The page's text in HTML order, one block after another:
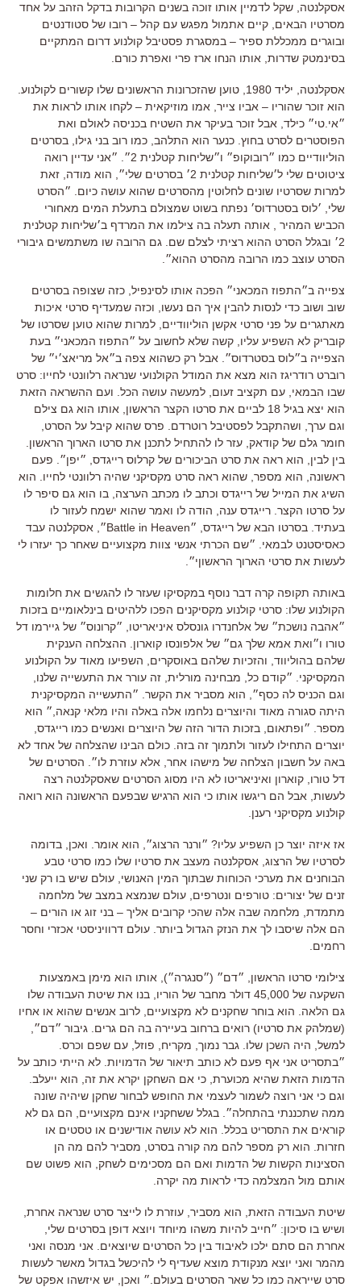
אסקלנטה, שקל לדמיין אותו זוכה בשנים הקרובות בדקל הזהב על אחד
מסרטיו הבאים, קיים אתמול מפגש עם קהל – רובו של סטודנטים
ובוגרים ממכללת ספיר – במסגרת פסטיבל קולנוע דרום המתקיים
בסינמטק שדרות, אותו הנחו ארז פרי ואפרת כורם.
אסקלנטה, יליד 1980, טוען שהזכרונות הראשונים שלו קשורים לקולנוע.
הוא זוכר שהוריו – אביו צייר, אמו מוזיקאית – לקחו אותו לראות את
״אי.טי״ כילד, אבל זוכר בעיקר את השטיח בכניסה לאולם ואת
הפוסטרים לסרט בחוץ. כנער הוא התלהב, כמו רוב בני גילו, בסרטים
הוליוודיים כמו ״רובוקופ״ ו״שליחות קטלנית 2״. ״אני עדיין רואה
ציטוטים שלי ל׳שליחות קטלנית 2׳ בסרטים שלי״, הוא מודה, זאת
למרות שסרטיו שונים לחלוטין מהסרטים שהוא עושה כיום. ״הסרט
שלי, ׳לוס בסטרדוס׳ נפתח בשוט שמצולם בתעלת המים מאחורי
הכביש המהיר , אותה תעלה בה צילמו את המרדף ב׳שליחות קטלנית
2׳ ובגלל הסרט ההוא רציתי לצלם שם. גם הרובה שו משתמשים גיבורי
הסרט עוצב כמו הרובה מהסרט ההוא״.
צפייה ב״התפוז המכאני״ הפכה אותו לסינפיל, כזה שצופה בסרטים
שוב ושוב כדי לנסות להבין איך הם נעשו, וכזה שמעדיף סרטי איכות
מאתגרים על פני סרטי אקשן הוליוודיים, למרות שהוא טוען שסרטו של
קובריק לא השפיע עליו, קשה שלא לחשוב על ״התפוז המכאני״ בעת
הצפייה ב״לוס בסטרדוס״. אבל רק כשהוא צפה ב״אל מריאצ׳י״ של
רוברט רודריגז הוא מצא את המודל הקולנועי שנראה רלוונטי לחייו: סרט
שבו הבמאי, עם תקציב זעום, למעשה עושה הכל. ועם ההשראה הזאת
הוא יצא בגיל 18 לביים את סרטו הקצר הראשון, אותו הוא גם צילם
וגם ערך, ושהתקבל לפסטיבל רוטרדם. פרס שהוא קיבל על הסרט,
חומר גלם של קודאק, עזר לו להתחיל לתכנן את סרטו הארוך הראשון.
בין לבין, הוא ראה את סרט הביכורים של קרלוס רייגדס, ״יפן״. פעם
ראשונה, הוא מספר, שהוא ראה סרט מקסיקני שהיה רלוונטי לחייו. הוא
השיג את המייל של רייגדס וכתב לו מכתב הערצה, בו הוא גם סיפר לו
על סרטו הקצר. רייגדס ענה, הודה לו ואמר שהוא ישמח לעזור לו
בעתיד. בסרטו הבא של רייגדס, ״Battle in Heaven״, אסקלנטה עבד
כאסיסטנט לבמאי. ״שם הכרתי אנשי צוות מקצועיים שאחר כך יעזרו לי
לעשות את סרטי הארוך הראשוןי״.
באותה תקופה קרה דבר נוסף במקסיקו שעזר לו להגשים את חלומות
הקולנוע שלו: סרטי קולנוע מקסיקנים הפכו ללהיטים בינלאומיים בזכות
״אהבה נושכת״ של אלחנדרו גונסלס איניאריטו, ״קרונוס״ של גיירמו דל
טורו ו״ואת אמא שלך גם״ של אלפונסו קוארון. ההצלחה הענקית
שלהם בהוליווד, והזכיות שלהם באוסקרים, השפיעו מאוד על הקולנוע
המקסיקני. ״קודם כל, מבחינה מורלית, זה עורר את התעשייה שלנו,
וגם הכניס לה כסף״, הוא מסביר את הקשר. ״התעשייה המקסיקנית
היתה סגורה מאוד והיוצרים נלחמו אלה באלה והיו מלאי קנאה,״ הוא
מספר. ״ופתאום, בזכות הדור הזה של היוצרים ואנשים כמו רייגדס,
יוצרים התחילו לעזור ולתמוך זה בזה. כולם הבינו שהצלחה של אחד לא
באה על חשבון הצלחה של מישהו אחר, אלא עוזרת לו״. הסרטים של
דל טורו, קוארון ואיניאריטו לא היו מסוג הסרטים שאסקלנטה רצה
לעשות, אבל הם ריגשו אותו כי הוא הרגיש שבפעם הראשונה הוא רואה
קולנוע מקסיקני רענן.
אז איזה יוצר כן השפיע עליו? ״ורנר הרצוג״, הוא אומר. ואכן, בדומה
לסרטיו של הרצוג, אסקלנטה מעצב את סרטיו שלו כמו סרטי טבע
הבוחנים את מערכי הכוחות שבתוך המין האנושי, עולם שיש בו רק שני
זנים של יצורים: טורפים ונטרפים, עולם שנמצא במצב של מלחמה
מתמדת, מלחמה שבה אלה שהכי קרובים אליך – בני זוג או הורים –
הם אלה שיסבו לך את הנזק הגדול ביותר. עולם דרוויניסטי אכזרי וחסר
רחמים.
צילומי סרטו הראשון, ״דם״ (״סנגרה״), אותו הוא מימן באמצעות
השקעה של 45,000 דולר מחבר של הוריו, בנו את שיטת העבודה שלו
גם הלאה. הוא בוחר שחקנים לא מקצועיים, לרוב אנשים שהוא או אחיו
(שמלהק את סרטיו) רואים ברחוב בעיירה בה הם גרים. גיבור ״דם״,
למשל, היה השכן שלו. גבר נמוך, מקריח, פוזל, עם שפם וכרס.
״בתסריט אני אף פעם לא כותב תיאור של הדמויות. לא הייתי כותב על
הדמות הזאת שהיא מכוערת, כי אם השחקן יקרא את זה, הוא ייעלב.
וגם כי אני רוצה לשמור לעצמי את החופש לבחור שחקן שיהיה שונה
ממה שתכננתי בהתחלה״. בגלל ששחקניו אינם מקצועיים, הם גם לא
קוראים את התסריט בכלל. הוא לא עושה אודישנים או טסטים או
חזרות. הוא רק מספר להם מה קורה בסרט, מסביר להם מה הן
הסצינות הקשות של הדמות ואם הם מסכימים לשחק, הוא פשוט שם
אותם מול המצלמה כדי לראות מה יקרה.
שיטת העבודה הזאת, הוא מסביר, עוזרת לו לייצר סרט שנראה אחרת,
ושיש בו סיכון: ״חייב להיות משהו מיוחד ויוצא דופן בסרטים שלי,
אחרת הם סתם ילכו לאיבוד בין כל הסרטים שיוצאים. אני מנסה ואני
מהמר ואני יוצא מנקודת מוצא שעדיף לי להיכשל בגדול מאשר לעשות
סרט שייראה כמו כל שאר הסרטים בעולם.״ ואכן, יש איזשהו אפקט של